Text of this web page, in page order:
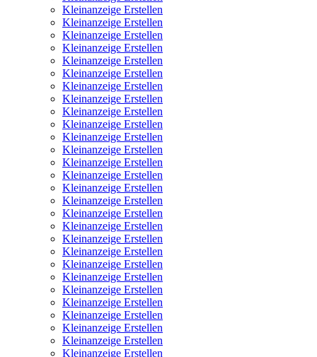
Kleinanzeige Erstellen
Kleinanzeige Erstellen
Kleinanzeige Erstellen
Kleinanzeige Erstellen
Kleinanzeige Erstellen
Kleinanzeige Erstellen
Kleinanzeige Erstellen
Kleinanzeige Erstellen
Kleinanzeige Erstellen
Kleinanzeige Erstellen
Kleinanzeige Erstellen
Kleinanzeige Erstellen
Kleinanzeige Erstellen
Kleinanzeige Erstellen
Kleinanzeige Erstellen
Kleinanzeige Erstellen
Kleinanzeige Erstellen
Kleinanzeige Erstellen
Kleinanzeige Erstellen
Kleinanzeige Erstellen
Kleinanzeige Erstellen
Kleinanzeige Erstellen
Kleinanzeige Erstellen
Kleinanzeige Erstellen
Kleinanzeige Erstellen
Kleinanzeige Erstellen
Kleinanzeige Erstellen
Kleinanzeige Erstellen